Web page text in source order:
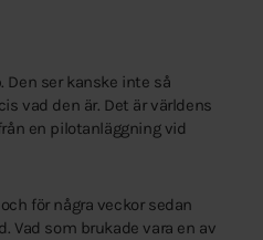
Den ser kanske inte så
vad den är. Det är världens
en pilotanläggning vid
för några veckor sedan
Vad som brukade vara en av